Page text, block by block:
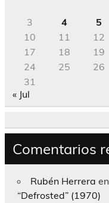
3
4 5
10
11 12
17
18 19
24
25 26
31
« Jul
Comentarios
Rubén Herrera en
“Defrosted” (1970)